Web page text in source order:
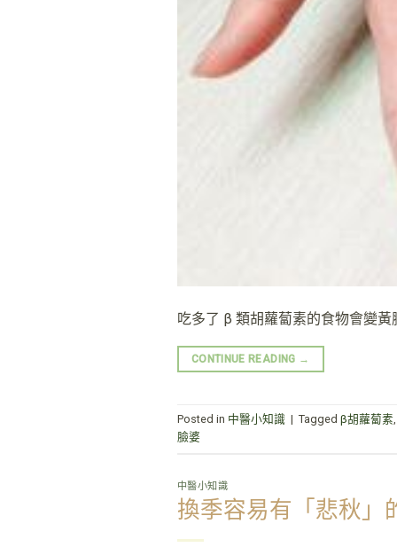
吃多了 β 類胡蘿蔔素的食物會變黃
CONTINUE READING →
Posted in 中醫小知識 | Tagged β胡蘿蔔素
臉婆
中醫小知識
換季容易有「悲秋」